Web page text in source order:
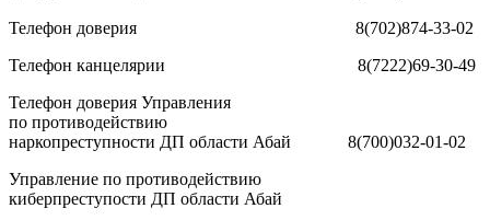
Телефон доверия 8(702)874-33-02
Телефон канцелярии 8(7222)69-30-49
Телефон доверия Управления
по противодействию
наркопреступности ДП области Абай 8(700)032-01-02
Управление по противодействию
киберпреступости ДП области Абай